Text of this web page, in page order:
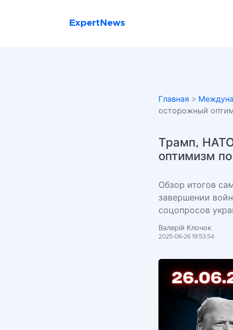
ExpertNews
Главная >
осторожный
Трамп,
оптимизм
Обзор итогов
завершении
соцопросов
Валерій Клочок
2025-06-26 19:53:54